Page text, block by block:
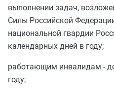
выполнении задач,
Силы Российской
национальной гвардии
календарных дней в году;
работающим инвалидам -
году;